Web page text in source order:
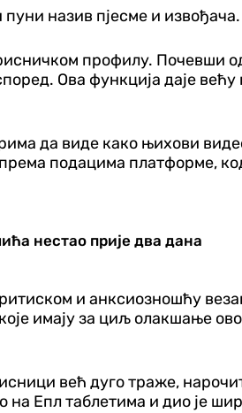
назив пјесме и извођача.
профилу. Почевши
Ова функција даје већу
да виде како њихови
према подацима платформе,
нестао прије два дана
и анксиозношћу
имају за циљ олакшање
већ дуго траже,
Епл таблетима и дио је